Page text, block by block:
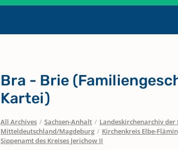
Bra - Brie
Kartei)
All Archives / Sachsen-Anhalt / Landeskirchenarchiv der
Mitteldeutschland/Magdeburg / Kirchenkreis Elbe-
Sippenamt des Kreises Jerichow II